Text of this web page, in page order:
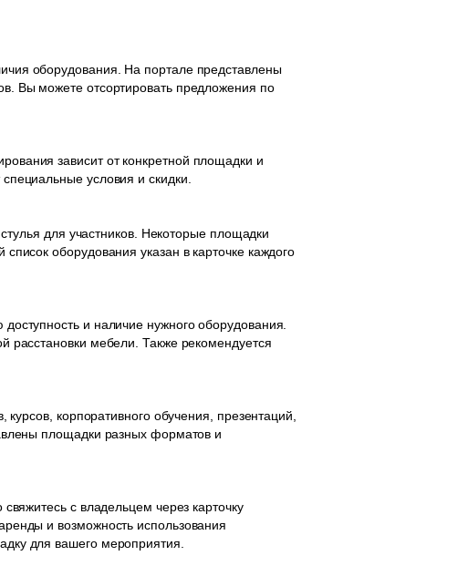
оборудования. На портале представлены
Вы можете отсортировать предложения по
зависит от конкретной площадки и
условия и скидки.
для участников. Некоторые площадки
оборудования указан в карточке каждого
и наличие нужного оборудования.
расстановки мебели. Также рекомендуется
корпоративного обучения, презентаций,
площадки разных форматов и
с владельцем через карточку
и возможность использования
для вашего мероприятия.